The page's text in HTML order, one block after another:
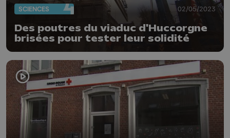
SCIENCES 02/05/2023
Des poutres du viaduc d'Huccorgne
brisées pour tester leur solidité